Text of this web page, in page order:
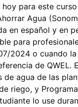
hoy para este
Agua
en español y en
para
2024 o cuando
de
de agua de las
riego, y
lo use